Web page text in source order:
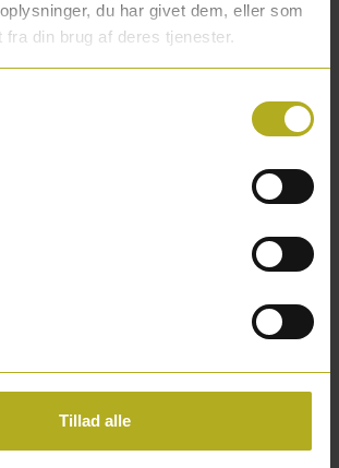
du har givet dem, eller som
fra din brug af deres tjenester.
Tillad alle
så der er tre kroge på hver.
du har gæster på besøg.
- pulverlakeret